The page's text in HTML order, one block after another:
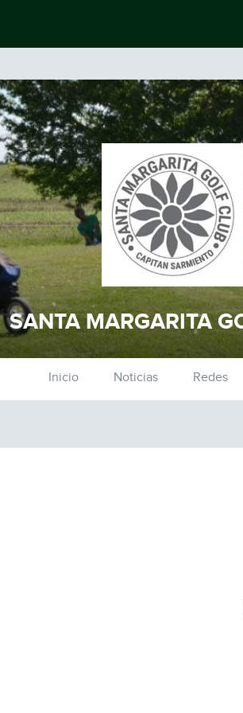
SANTA MARGARITA
Inicio Noticias Redes